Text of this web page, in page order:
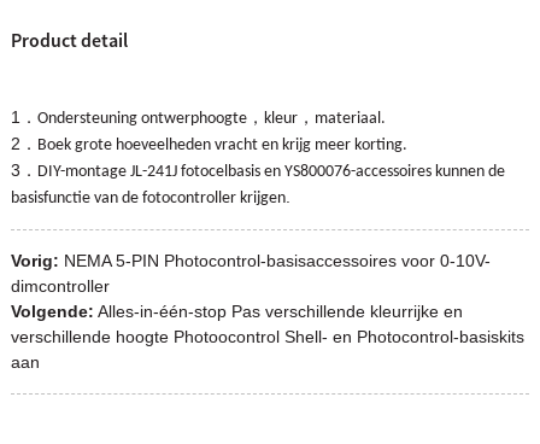
Product detail
1 ． Ondersteuning ontwerphoogte， kleur， materiaal.
2 ． Boek grote hoeveelheden vracht en krijg meer korting.
3 ． DIY-montage JL-241J fotocelbasis en YS800076-accessoires kunnen de
basisfunctie van de fotocontroller krijgen.
Vorig: NEMA 5-PIN Photocontrol-basisaccessoires voor 0-10V-
dimcontroller
Volgende: Alles-in-één-stop Pas verschillende kleurrijke en
verschillende hoogte Photoocontrol Shell- en Photocontrol-basiskits
aan